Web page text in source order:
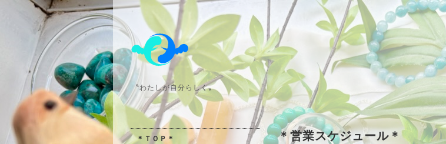
〝わたしが自分らしく〟
＊営業スケジュール＊
＊ＴＯＰ＊